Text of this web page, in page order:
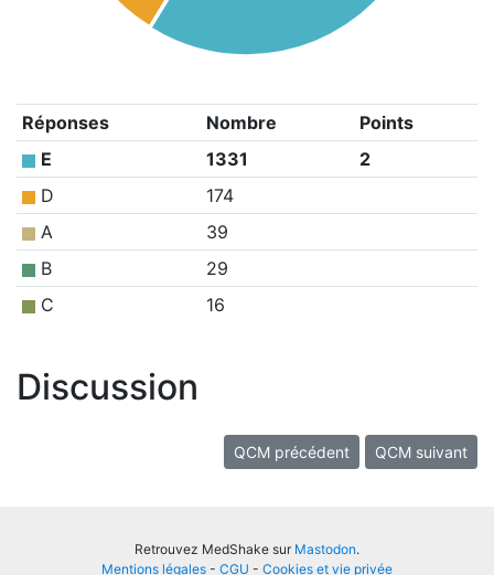
Réponses Nombre
Points
E
1331
2
D
174
A
39
B
29
C
16
Discussion
QCM précédent QCM suivant
Retrouvez MedShake sur Mastodon.
Mentions légales - CGU - Cookies et vie privée